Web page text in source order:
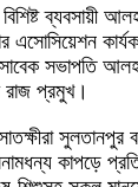
ব্যবসায়ী
এসোসিয়েশন
সভাপতি
প্রমুখ।
সুলতানপুর
কাপড়ে